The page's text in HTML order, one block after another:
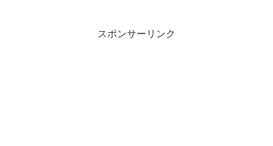
ない...
スポンサーリンク